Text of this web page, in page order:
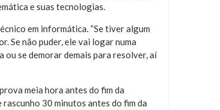
e suas tecnologias.
em informática. “Se tiver algum
Se não puder, ele vai logar numa
ou se demorar demais para resolver, aí
meia hora antes do fim da
30 minutos antes do fim da